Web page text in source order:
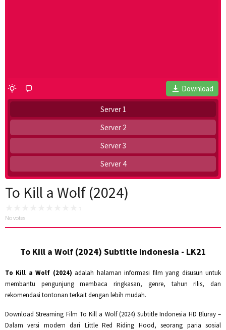
Download
Server 1
Server 2
Server 3
Server 4
To Kill a Wolf (2024)
No votes
To Kill a Wolf (2024) Subtitle Indonesia - LK21
To Kill a Wolf (2024) adalah halaman informasi film yang disusun untuk
membantu pengunjung membaca ringkasan, genre, tahun rilis, dan
rekomendasi tontonan terkait dengan lebih mudah.
Download Streaming Film To Kill a Wolf (2024) Subtitle Indonesia HD Bluray –
Dalam versi modern dari Little Red Riding Hood, seorang paria sosial